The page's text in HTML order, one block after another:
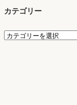
カテゴリー
カ